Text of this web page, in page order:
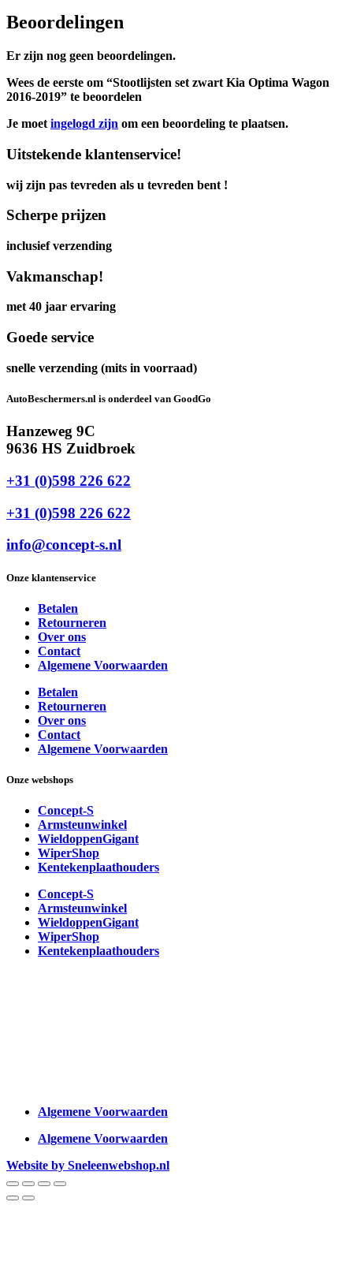
Beoordelingen
Er zijn nog geen beoordelingen.
Wees de eerste om “Stootlijsten set zwart Kia Optima Wagon
2016-2019” te beoordelen
Je moet ingelogd zijn om een beoordeling te plaatsen.
Uitstekende klantenservice!
wij zijn pas tevreden als u tevreden bent !
Scherpe prijzen
inclusief verzending
Vakmanschap!
met 40 jaar ervaring
Goede service
snelle verzending (mits in voorraad)
AutoBeschermers.nl is onderdeel van GoodGo
Hanzeweg 9C
9636 HS Zuidbroek
+31 (0)598 226 622
+31 (0)598 226 622
info@concept-s.nl
Onze klantenservice
Betalen
Retourneren
Over ons
Contact
Algemene Voorwaarden
Betalen
Retourneren
Over ons
Contact
Algemene Voorwaarden
Onze webshops
Concept-S
Armsteunwinkel
WieldoppenGigant
WiperShop
Kentekenplaathouders
Concept-S
Armsteunwinkel
WieldoppenGigant
WiperShop
Kentekenplaathouders
Algemene Voorwaarden
Algemene Voorwaarden
Website by Sneleenwebshop.nl